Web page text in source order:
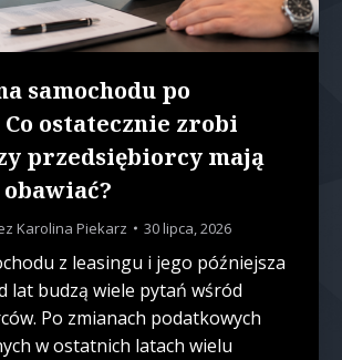
samochodu po
ostatecznie zrobi
przedsiębiorcy mają
Karolina Piekarz 30 lipca, 2026
z leasingu i jego późniejsza
lat budzą wiele pytań wśród
Po zmianach podatkowych
w ostatnich latach wielu